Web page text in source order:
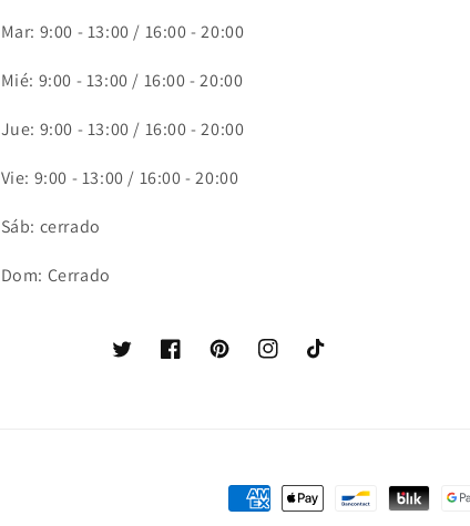
Mar: 9:00 - 13:00 / 16:00 - 20:00
Mié: 9:00 - 13:00 / 16:00 - 20:00
Jue: 9:00 - 13:00 / 16:00 - 20:00
Vie: 9:00 - 13:00 / 16:00 - 20:00
Sáb: cerrado
Dom: Cerrado
TwitterFacebookPinterestInstagramTikTok
Formas